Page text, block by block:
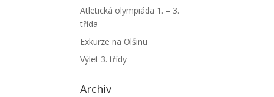
Atletická olympiáda 1. – 3.
třída
Exkurze na Olšinu
Výlet 3. třídy
Archiv